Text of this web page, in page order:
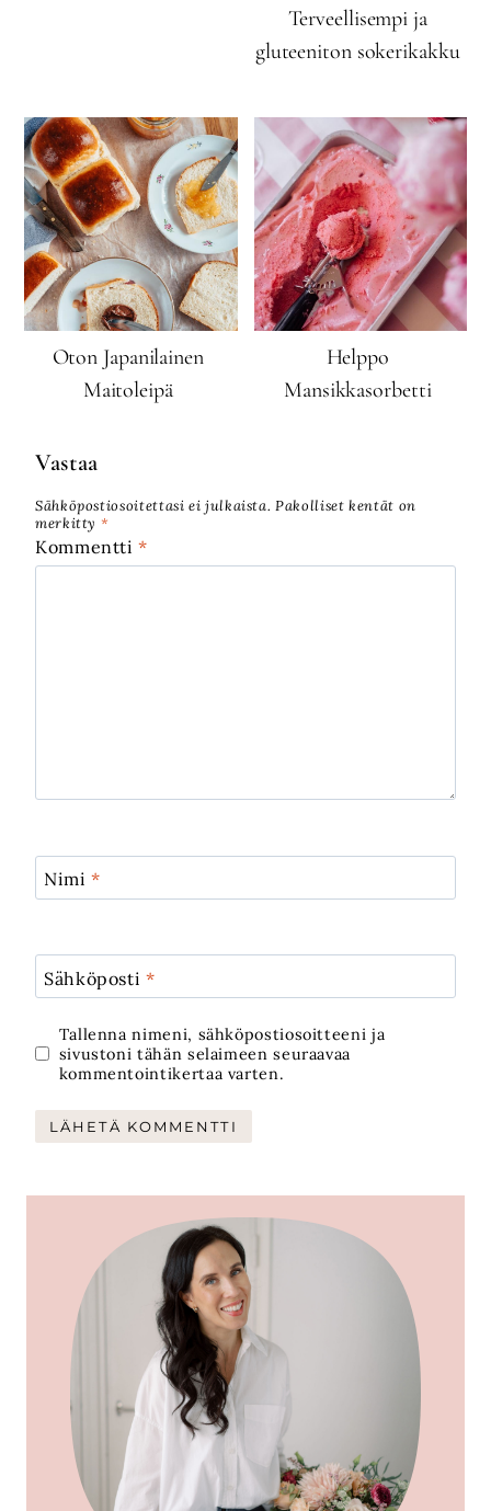
Terveellisempi ja
gluteeniton sokerikakku
Oton Japanilainen
Maitoleipä
Helppo
Mansikkasorbetti
Vastaa
Sähköpostiosoitettasi ei julkaista. Pakolliset kentät on
merkitty *
Kommentti*
Nimi*
Sähköposti*
Tallenna nimeni, sähköpostiosoitteeni ja
sivustoni tähän selaimeen seuraavaa
kommentointikertaa varten.